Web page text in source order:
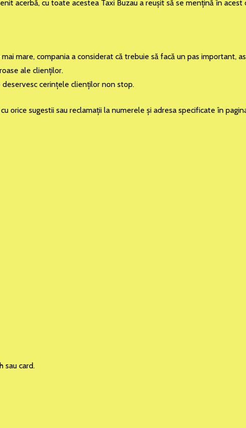
acerbă, cu toate acestea Taxi Buzau a reuşit să se menţină în
mare, compania a considerat că trebuie să facă un pas important,
ale clienţilor.
cerinţele clienţilor non stop.
orice sugestii sau reclamaţii la numerele şi adresa specificate în
sau card.